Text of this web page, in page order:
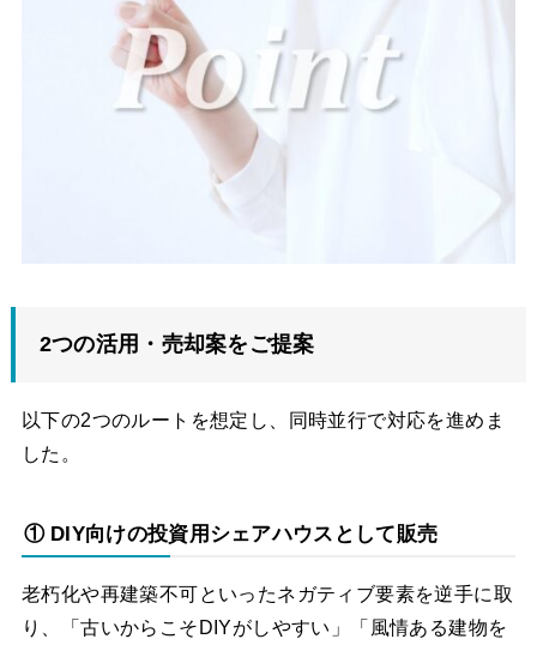
2つの活用・売却案をご提案
以下の2つのルートを想定し、同時並行で対応を進めま
した。
① DIY向けの投資用シェアハウスとして販売
老朽化や再建築不可といったネガティブ要素を逆手に取
り、「古いからこそDIYがしやすい」「風情ある建物を